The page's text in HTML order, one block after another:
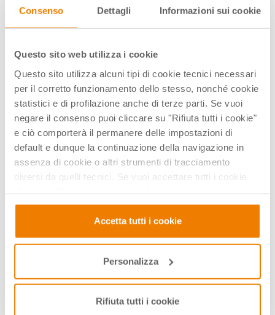
Consenso Dettagli Informazioni sui cookie
Questo sito web utilizza i cookie
Questo sito utilizza alcuni tipi di cookie tecnici necessari
per il corretto funzionamento dello stesso, nonché cookie
statistici e di profilazione anche di terze parti. Se vuoi
negare il consenso puoi cliccare su "Rifiuta tutti i cookie"
e ciò comporterà il permanere delle impostazioni di
default e dunque la continuazione della navigazione in
assenza di cookie o altri strumenti di tracciamento
diversi da quelli tecnici. Se vuoi accettare tutti i cookie
autonomamente selezionare i cookie da accettare clicca
su "Personalizza". Se vuoi saperne di più consulta la
nostraPrivacy e Cookie Policy.
Accetta tutti i cookie
Personalizza
Rifiuta tutti i cookie
LEGO Education SPIKE
Prime - Set base per 24
studenti -
FORMAZIONE
INCLUSA
LEGO Education SPIKE
Prime - Set base per 12
studenti -
FORMAZIONE
INCLUSA
LEGO Education SPIKE
Prime - Set plus per 24
326620
LEGO Education SPIKE
Prime - Set plus per 12